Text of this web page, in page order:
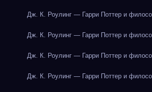
Дж. К. Роулинг — Гарри Поттер и
Дж. К. Роулинг — Гарри Поттер и
Дж. К. Роулинг — Гарри Поттер и
Дж. К. Роулинг — Гарри Поттер и